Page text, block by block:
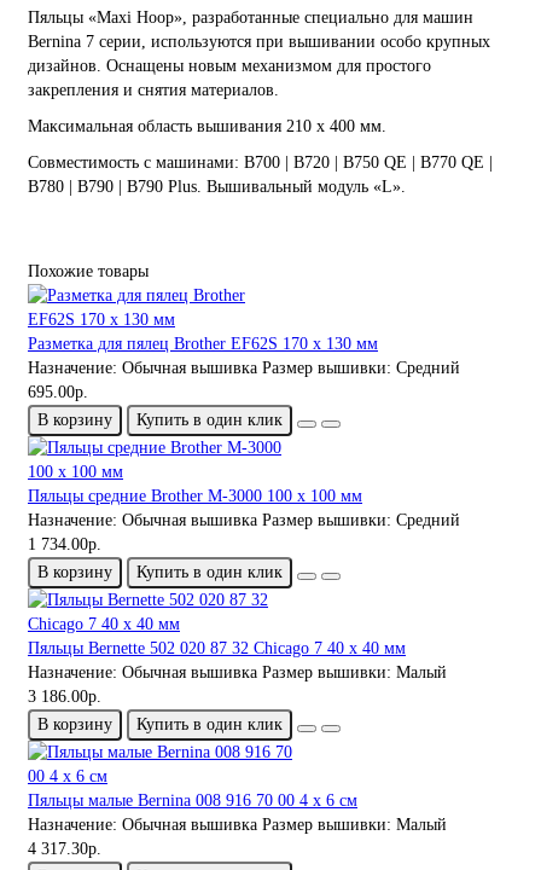
Пяльцы «Maxi Hoop», разработанные специально для машин
Bernina 7 серии, используются при вышивании особо крупных
дизайнов. Оснащены новым механизмом для простого
закрепления и снятия материалов.
Максимальная область вышивания 210 x 400 мм.
Совместимость с машинами: B700 | B720 | B750 QE | B770 QE |
B780 | B790 | B790 Plus. Вышивальный модуль «L».
Похожие товары
Разметка для пялец Brother EF62S 170 x 130 мм
Назначение: Обычная вышивка Размер вышивки: Средний
695.00р.
В корзину
Купить в один клик
Пяльцы средние Brother M-3000 100 x 100 мм
Назначение: Обычная вышивка Размер вышивки: Средний
1 734.00р.
В корзину
Купить в один клик
Пяльцы Bernette 502 020 87 32 Chicago 7 40 x 40 мм
Назначение: Обычная вышивка Размер вышивки: Малый
3 186.00р.
В корзину
Купить в один клик
Пяльцы малые Bernina 008 916 70 00 4 x 6 см
Назначение: Обычная вышивка Размер вышивки: Малый
4 317.30р.